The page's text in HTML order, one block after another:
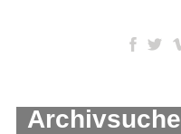
Archivsuche